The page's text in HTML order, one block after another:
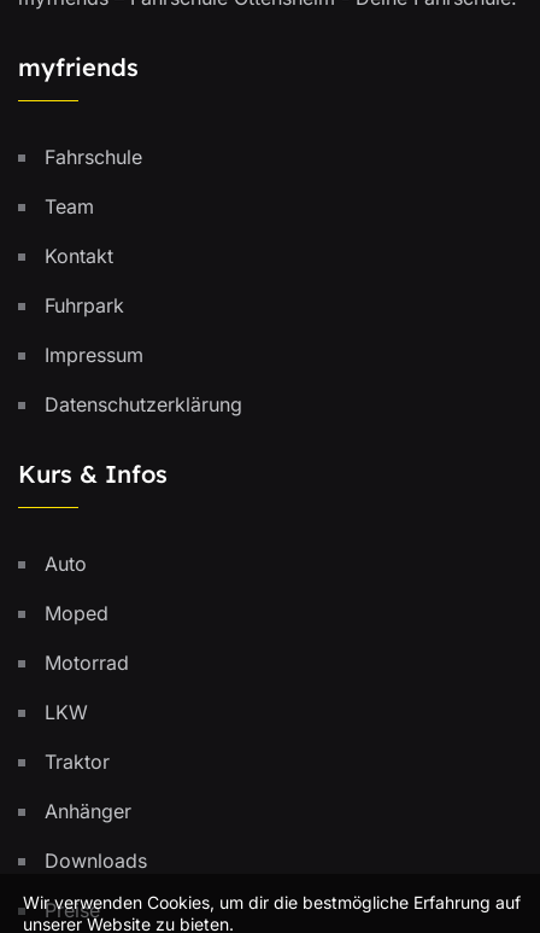
myfriends
Fahrschule
Team
Kontakt
Fuhrpark
Impressum
Datenschutzerklärung
Kurs & Infos
Auto
Moped
Motorrad
LKW
Traktor
Anhänger
Downloads
Preise
Wir verwenden Cookies, um dir die bestmögliche Erfahrung auf
unserer Website zu bieten.